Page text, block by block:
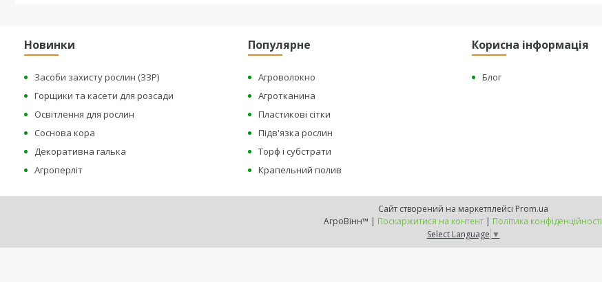
Новинки
Засоби захисту рослин (ЗЗР)
Горщики та касети для розсади
Освітлення для рослин
Соснова кора
Декоративна галька
Агроперліт
Популярне
Агроволокно
Агротканина
Пластикові сітки
Підв'язка рослин
Торф і субстрати
Крапельний полив
Корисна інформація
Блог
Сайт створений на маркетплейсі Prom.ua
АгроВінн™ | Поскаржитися на контент | Політика конфіденційності
Select Language ▼